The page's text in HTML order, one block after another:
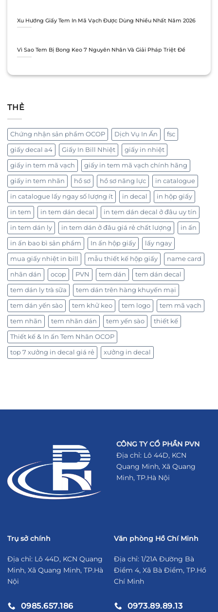
Xu Hướng Giấy Tem In Mã Vạch Được Dùng Nhiều Nhất Năm 2026
Vì Sao Tem Bị Bong Keo 7 Nguyên Nhân Và Giải Pháp Triệt Để
THẺ
Chứng nhận sản phẩm OCOP Dịch Vụ In Ấn fsc
giấy decal a4 Giấy In Bill Nhiệt giấy in nhiệt
giấy in tem mã vạch giấy in tem mã vạch chính hãng
giấy in tem nhãn hồ sơ hồ sơ năng lực in catalogue
in catalogue lấy ngay số lượng ít in decal in hộp giấy
in tem in tem dán decal in tem dán decal ở đâu uy tín
in tem dán ly in tem dán ở đâu giá rẻ chất lượng in ấn
in ấn bao bì sản phẩm In ấn hộp giấy lấy ngay
mua giấy nhiệt in bill mẫu thiết kế hộp giấy name card
nhãn dán ocop PVN tem dán tem dán decal
tem dán ly trà sữa tem dán trên hàng khuyến mại
tem dán yến sào tem khử keo tem logo tem mã vạch
tem nhãn tem nhãn dán tem yến sào thiết kế
Thiết kế & In ấn Tem Nhãn OCOP
top 7 xưởng in decal giá rẻ xưởng in decal
CÔNG TY CỔ PHẦN PVN
Địa chỉ: Lô 44D, KCN
Quang Minh, Xã Quang
Minh, TP.Hà Nội
Trụ sở chính
Địa chỉ: Lô 44D, KCN Quang
Minh, Xã Quang Minh, TP.Hà
Nội
0985.657.186
Văn phòng Hồ Chí Minh
Địa chỉ: 1/21A Đường Bà
Điểm 4, Xã Bà Điểm, TP.Hồ
Chí Minh
0973.89.89.13